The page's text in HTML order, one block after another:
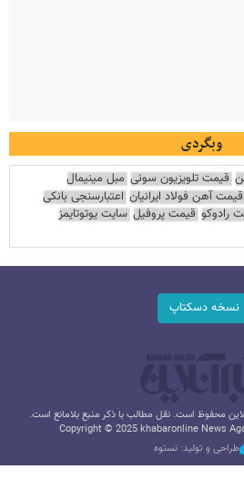
وبگردی
قیمت تلویزیون سونی مبل مینیمال
قیمت آهن فولاد ایرانیان اعتبارسنجی بانکی
رادوکو قیمت پروفیل سایت یوتوتایمز
نسخه دسکتاپ
محفوظ است. نقل مطالب با ذکر منبع بلامانع است.
Copyright © 2025 khabaronline News
طراحی و تولید: نستوه